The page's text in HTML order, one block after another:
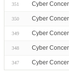
351 Cyber
350 Cyber
349 Cyber
348 Cyber
347 Cyber